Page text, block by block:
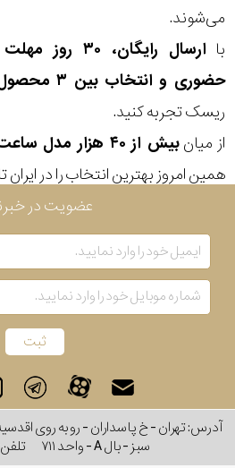
می‌شوند.
با
ارسال
حضوری و انتخاب بین ۳ محصول
ریسک تجربه کنید.
از میانبیش از ۴۰ هزار مدل ساعت و اکسسوری اورجینال
همین امروز بهترین انتخاب را در ایران
نوع
موتور
رنگ
ساعت
جنس
کشور
عضویت در
سبز - بال A - واحد ۷۱۱